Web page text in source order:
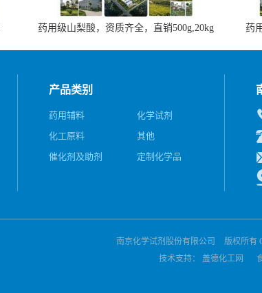
药用级山梨酸，资质齐全，直销500g,20kg 药
产品类别
药用辅料
化学试剂
化工原料
其他
催化剂及助剂
定制化学品
南京化学试剂股份有限公司 版权所有
技术支持： 盖德化工网